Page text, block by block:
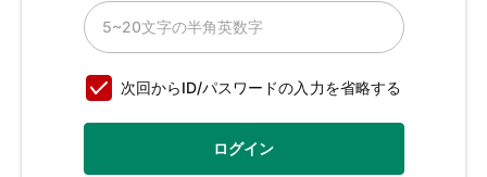
次回からID/パスワードの入力を省略する
ログイン